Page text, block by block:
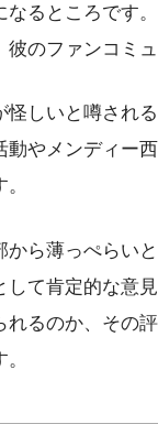
るところです
のファンコミ
しいと噂され
やメンディー
ら薄っぺらい
して肯定的な意
るのか、その